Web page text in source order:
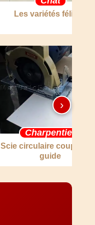
Les variétés félines
Charpentier
Scie circulaire coupe
guide
›